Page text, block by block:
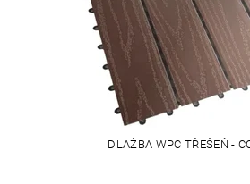
DLAŽBA WPC TŘEŠEŇ -